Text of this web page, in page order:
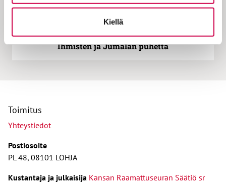
Kiellä
Ihmisten ja Jumalan puhetta
Toimitus
Yhteystiedot
Postiosoite
PL 48, 08101 LOHJA
Kustantaja ja julkaisija Kansan Raamattuseuran Säätiö sr